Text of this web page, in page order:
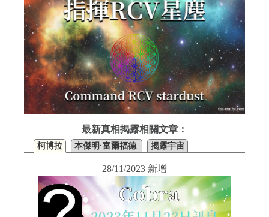
最新真相揭露相關文章：
柯博拉 本傑明·富爾福德 揭露宇宙
28/11/2023 新增